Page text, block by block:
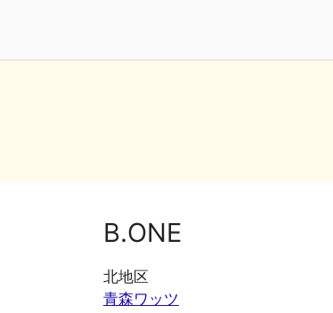
B.ONE
北地区
青森ワッツ